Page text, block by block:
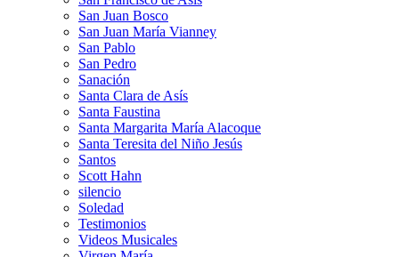
San Juan Bosco
San Juan María Vianney
San Pablo
San Pedro
Sanación
Santa Clara de Asís
Santa Faustina
Santa Margarita María Alacoque
Santa Teresita del Niño Jesús
Santos
Scott Hahn
silencio
Soledad
Testimonios
Videos Musicales